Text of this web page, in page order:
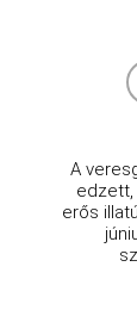
A
edzett,
erős